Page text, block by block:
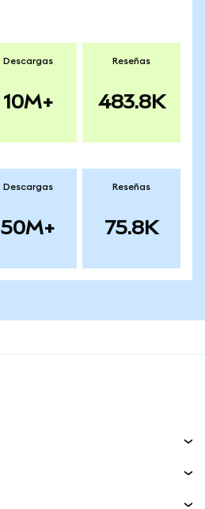
Descargas
10M+
Reseñas
483.8K
Descargas
50M+
Reseñas
75.8K